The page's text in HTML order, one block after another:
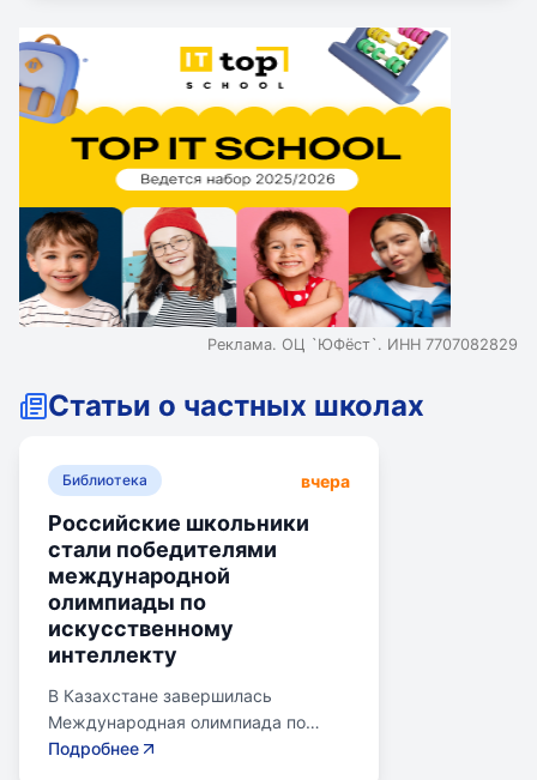
Реклама. ОЦ `ЮФёст`. ИНН 7707082829
Статьи о частных школах
Библиотека вчера
Российские школьники
стали победителями
международной
олимпиады по
искусственному
интеллекту
В Казахстане завершилась
Международная олимпиада по
искусственному интеллекту.
Подробнее